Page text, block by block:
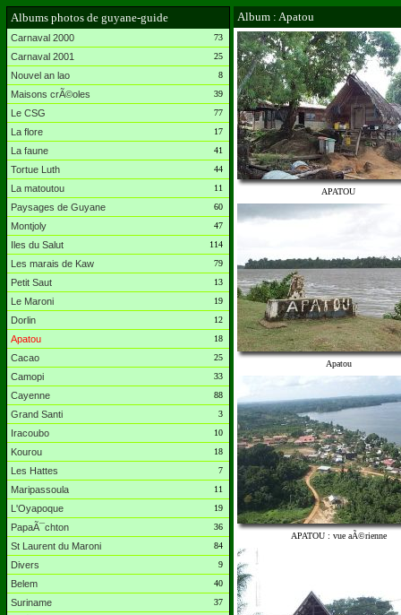
Albums photos de guyane-guide
Carnaval 2000 73
Carnaval 2001 25
Nouvel an lao 8
Maisons crÃ©oles 39
Le CSG 77
La flore 17
La faune 41
Tortue Luth 44
La matoutou 11
Paysages de Guyane 60
Montjoly 47
Iles du Salut 114
Les marais de Kaw 79
Petit Saut 13
Le Maroni 19
Dorlin 12
Apatou 18
Cacao 25
Camopi 33
Cayenne 88
Grand Santi 3
Iracoubo 10
Kourou 18
Les Hattes 7
Maripassoula 11
L'Oyapoque 19
PapaÃ¯chton 36
St Laurent du Maroni 84
Divers 9
Belem 40
Suriname 37
Album : Apatou
APATOU
Apatou
APATOU : vue aÃ©rienne